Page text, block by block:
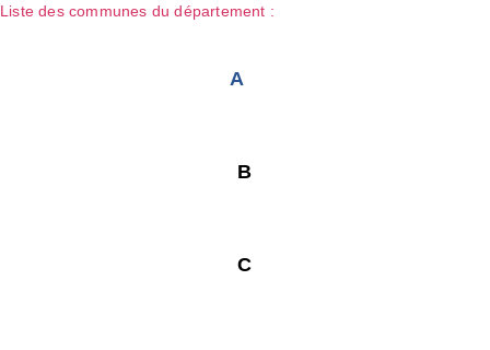
Liste des communes du département :
A
B
C